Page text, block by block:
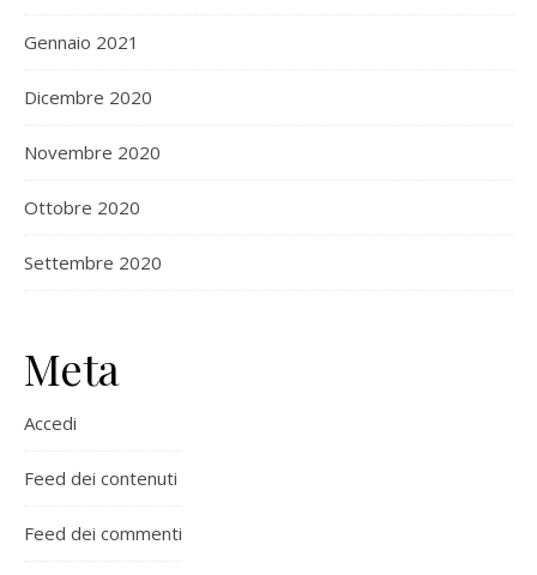
Gennaio 2021
Dicembre 2020
Novembre 2020
Ottobre 2020
Settembre 2020
Meta
Accedi
Feed dei contenuti
Feed dei commenti